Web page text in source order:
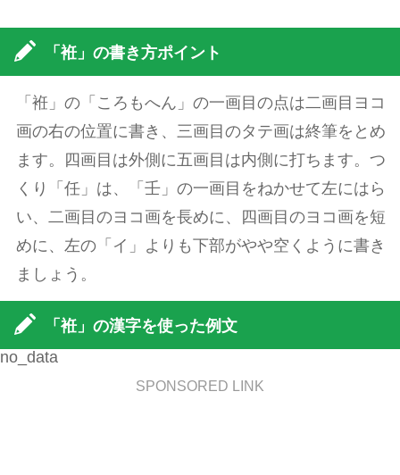
「袵」の書き方ポイント
「袵」の「ころもへん」の一画目の点は二画目ヨコ
画の右の位置に書き、三画目のタテ画は終筆をとめ
ます。四画目は外側に五画目は内側に打ちます。つ
くり「任」は、「壬」の一画目をねかせて左にはら
い、二画目のヨコ画を長めに、四画目のヨコ画を短
めに、左の「イ」よりも下部がやや空くように書き
ましょう。
「袵」の漢字を使った例文
no_data
SPONSORED LINK